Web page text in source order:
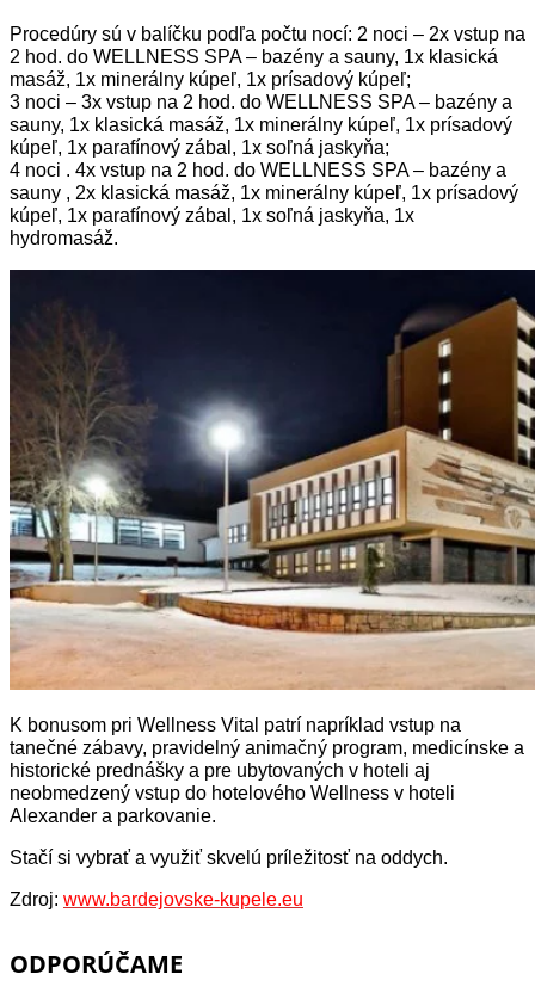
Procedúry sú v balíčku podľa počtu nocí: 2 noci – 2x vstup na
2 hod. do WELLNESS SPA – bazény a sauny, 1x klasická
masáž, 1x minerálny kúpeľ, 1x prísadový kúpeľ;
3 noci – 3x vstup na 2 hod. do WELLNESS SPA – bazény a
sauny, 1x klasická masáž, 1x minerálny kúpeľ, 1x prísadový
kúpeľ, 1x parafínový zábal, 1x soľná jaskyňa;
4 noci . 4x vstup na 2 hod. do WELLNESS SPA – bazény a
sauny , 2x klasická masáž, 1x minerálny kúpeľ, 1x prísadový
kúpeľ, 1x parafínový zábal, 1x soľná jaskyňa, 1x
hydromasáž.
K bonusom pri Wellness Vital patrí napríklad vstup na
tanečné zábavy, pravidelný animačný program, medicínske a
historické prednášky a pre ubytovaných v hoteli aj
neobmedzený vstup do hotelového Wellness v hoteli
Alexander a parkovanie.
Stačí si vybrať a využiť skvelú príležitosť na oddych.
Zdroj: www.bardejovske-kupele.eu
ODPORÚČAME